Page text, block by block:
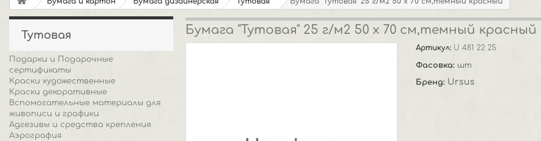
Тутовая
Подарки и Подарочные
сертификаты
Краски художественные
Краски декоративные
Вспомогательные материалы для
живописи и графики
Адгезивы и средства крепления
Аэрография
Бумага "Тутовая" 25 г/м2 50 х 70 см,темный красный
Артикул: U 481 22 25
Фасовка: шт
Бренд: Ursus